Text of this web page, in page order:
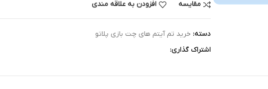
مقایسه افزودن به علاقه مندی
دسته: خرید تم آیتم های چت بازی پلاتو
اشتراک گذاری: